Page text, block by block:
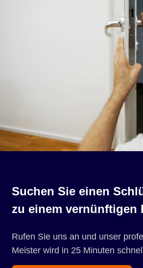
Suchen Sie einen
zu einem vernünftigen
Rufen Sie uns an und unser
Meister wird in 25 Minuten